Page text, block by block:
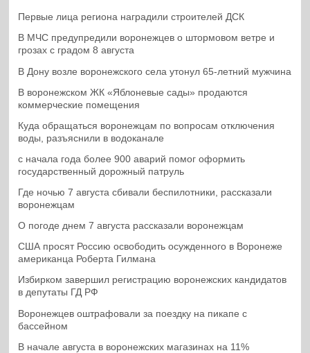
Первые лица региона наградили строителей ДСК
В МЧС предупредили воронежцев о штормовом ветре и
грозах с градом 8 августа
В Дону возле воронежского села утонул 65-летний мужчина
В воронежском ЖК «Яблоневые сады» продаются
коммерческие помещения
Куда обращаться воронежцам по вопросам отключения
воды, разъяснили в водоканале
с начала года более 900 аварий помог оформить
государственный дорожный патруль
Где ночью 7 августа сбивали беспилотники, рассказали
воронежцам
О погоде днем 7 августа рассказали воронежцам
США просят Россию освободить осужденного в Воронеже
американца Роберта Гилмана
Избирком завершил регистрацию воронежских кандидатов
в депутаты ГД РФ
Воронежцев оштрафовали за поездку на пикапе с
бассейном
В начале августа в воронежских магазинах на 11%